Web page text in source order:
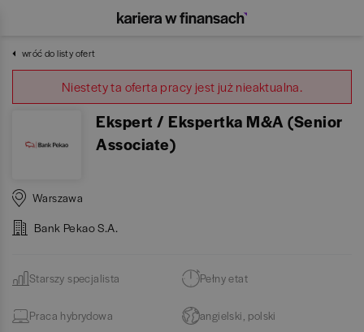
wróć do listy ofert
Niestety ta oferta pracy jest już nieaktualna.
Ekspert / Ekspertka M&A (Senior
Associate)
Warszawa
Bank Pekao S.A.
Starszy specjalista Pełny etat
Praca hybrydowa angielski, polski